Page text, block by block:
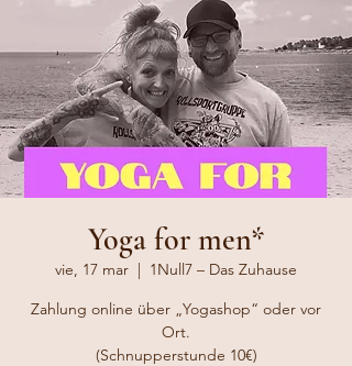
Yoga for men*
vie, 17 mar
  |
1Null7 – Das Zuhause
Zahlung online über „Yogashop“ oder vor
Ort.
(Schnupperstunde 10€)